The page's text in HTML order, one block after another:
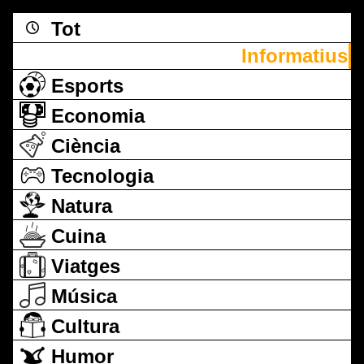
Tot
Informatius
Esports
Economia
Ciència
Tecnologia
Natura
Cuina
Viatges
Música
Cultura
Humor